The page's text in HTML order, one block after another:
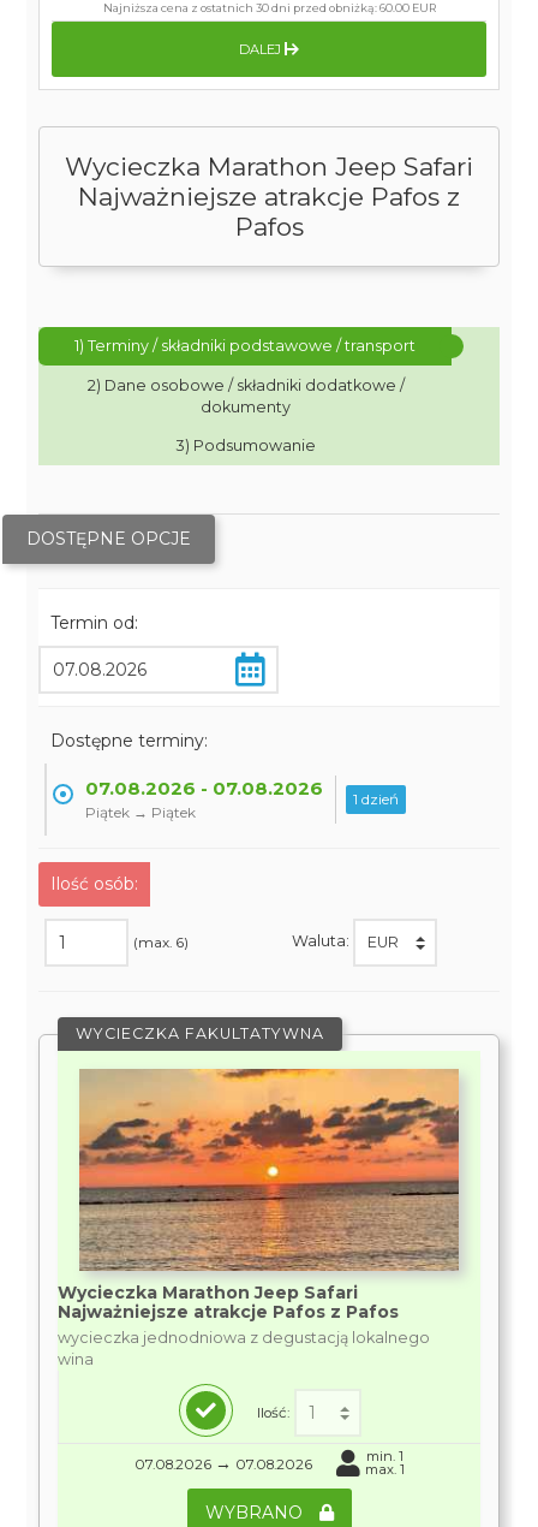
Wycieczka Marathon Jeep Safari
Najważniejsze atrakcje Pafos z
Pafos
1) Terminy / składniki podstawowe / transport
2) Dane osobowe / składniki dodatkowe /
dokumenty
3) Podsumowanie
DOSTĘPNE OPCJE
Termin od:
Dostępne terminy:
07.08.2026 - 07.08.2026
Piątek → Piątek
1 dzień
Ilość osób:
(max. 6) Waluta:
WYCIECZKA FAKULTATYWNA
Wycieczka Marathon Jeep Safari
Najważniejsze atrakcje Pafos z Pafos
wycieczka jednodniowa z degustacją lokalnego
wina
Ilość:
07.08.2026 → 07.08.2026 min. 1
max. 1
WYBRANO
Najniższa cena z ostatnich 30 dni przed obniżką:60.00 EUR
DALEJ